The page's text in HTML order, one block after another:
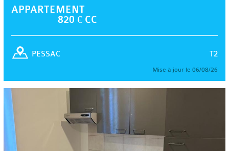
APPARTEMENT
820 € CC
T2
PESSAC
Mise à jour le 06/08/26